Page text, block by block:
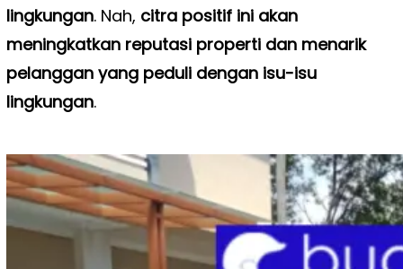
lingkungan. Nah, citra positif ini akan
meningkatkan reputasi properti dan menarik
pelanggan yang peduli dengan isu-isu
lingkungan.